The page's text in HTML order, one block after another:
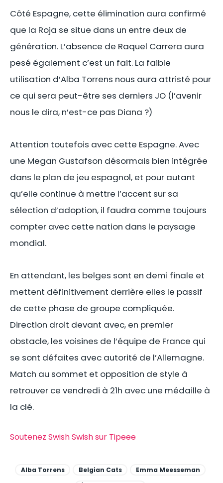
Côté Espagne, cette élimination aura confirmé
que la Roja se situe dans un entre deux de
génération. L’absence de Raquel Carrera aura
pesé également c’est un fait. La faible
utilisation d’Alba Torrens nous aura attristé pour
ce qui sera peut-être ses derniers JO (l’avenir
nous le dira, n’est-ce pas Diana ?)
Attention toutefois avec cette Espagne. Avec
une Megan Gustafson désormais bien intégrée
dans le plan de jeu espagnol, et pour autant
qu’elle continue à mettre l’accent sur sa
sélection d’adoption, il faudra comme toujours
compter avec cette nation dans le paysage
mondial.
En attendant, les belges sont en demi finale et
mettent définitivement derrière elles le passif
de cette phase de groupe compliquée.
Direction droit devant avec, en premier
obstacle, les voisines de l’équipe de France qui
se sont défaites avec autorité de l’Allemagne.
Match au sommet et opposition de style à
retrouver ce vendredi à 21h avec une médaille à
la clé.
Alba Torrens Belgian Cats
Emma Meesseman
Soutenez Swish Swish sur Tipeee